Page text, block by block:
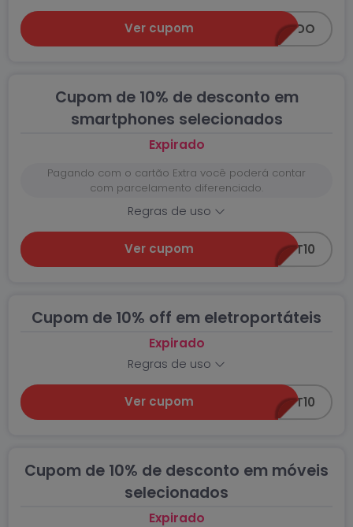
Ver cupom EXTRAXONADO
Cupom de 10% de desconto em
smartphones selecionados
Expirado
Pagando com o cartão Extra você poderá contar
com parcelamento diferenciado.
Regras de uso
Ver cupom SMART10
Cupom de 10% off em eletroportáteis
Expirado
Regras de uso
Ver cupom PORT10
Cupom de 10% de desconto em móveis
selecionados
Expirado